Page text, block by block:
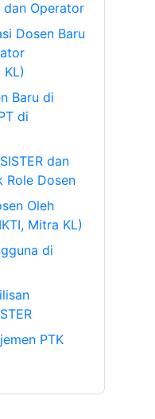
dan Operator
Dosen Baru
Baru di
di
dan
Role Dosen
Oleh
Mitra KL)
di
PTK